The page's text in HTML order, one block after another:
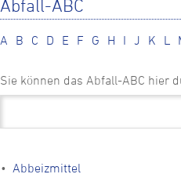
Abfall-ABC
A B C D E F G H I J K L
Sie können das Abfall-ABC hier
Abbeizmittel